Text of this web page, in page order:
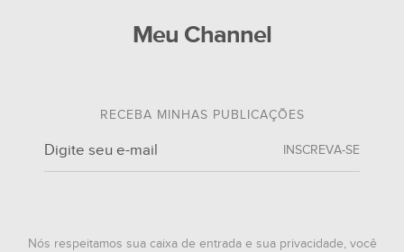
Meu Channel
RECEBA MINHAS PUBLICAÇÕES
INSCREVA-SE
Nós respeitamos sua caixa de entrada e sua privacidade, você